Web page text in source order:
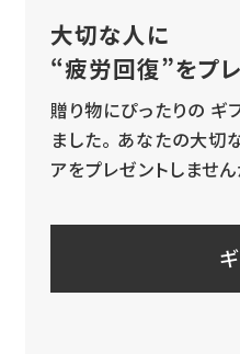
大切な人に
“疲労回復”をプ
贈り物にぴったりの ギ
ました。 あなたの大切
アをプレゼントしません